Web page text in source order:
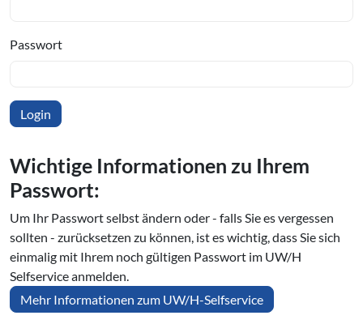
Passwort
Wichtige In­for­ma­tio­nen zu Ihrem
Passwort:
Um Ihr Passwort selbst ändern oder - falls Sie es vergessen
sollten - zurücksetzen zu können, ist es wichtig, dass Sie sich
einmalig mit Ihrem noch gültigen Passwort im UW/H
Selfservice anmelden.
Mehr Informationen zum UW/H-Selfservice